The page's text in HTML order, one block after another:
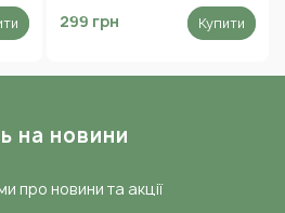
299 грн Купити
на новини
про новини та акції